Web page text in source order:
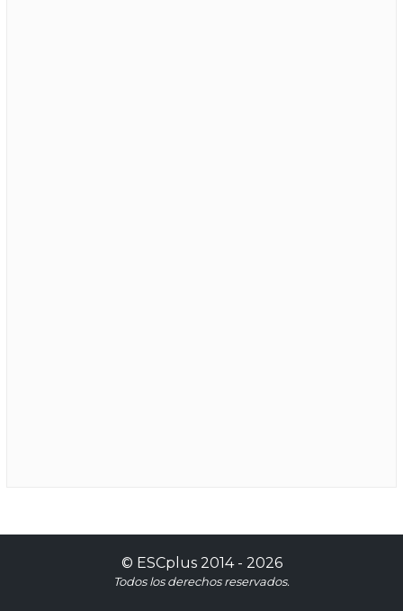
© ESCplus2014 - 2026
Todos los derechos reservados.